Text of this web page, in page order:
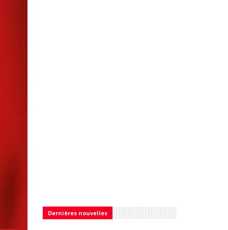
Dernières nouvelles